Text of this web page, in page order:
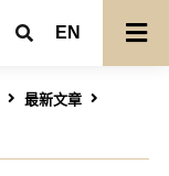
EN
最新文章